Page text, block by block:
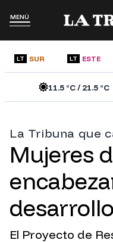
MENÚ
LT SUR LT ESTE
11.5°C /21.5°C
La Tribuna que
Mujeres
El Proyecto de